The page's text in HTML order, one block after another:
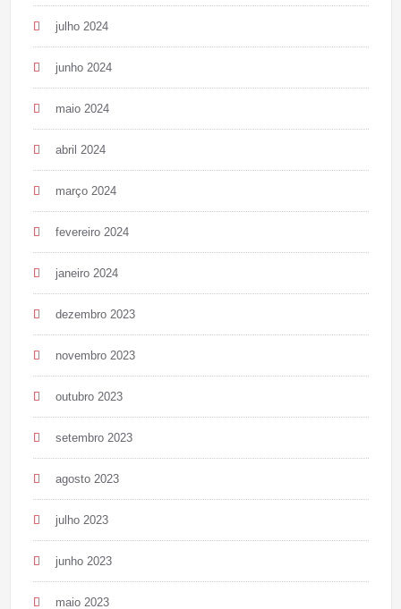
julho 2024
junho 2024
maio 2024
abril 2024
março 2024
fevereiro 2024
janeiro 2024
dezembro 2023
novembro 2023
outubro 2023
setembro 2023
agosto 2023
julho 2023
junho 2023
maio 2023